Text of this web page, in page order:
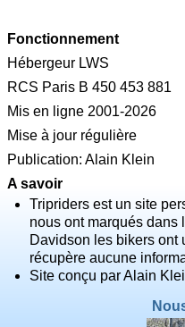
Fonctionnement
Hébergeur LWS
RCS Paris B 450 453 881
Mis en ligne 2001-2026
Mise à jour régulière
Publication: Alain Klein
A savoir
Tripriders est un site
nous ont marqués dans
Davidson les bikers ont
récupère aucune
Site conçu par Alain